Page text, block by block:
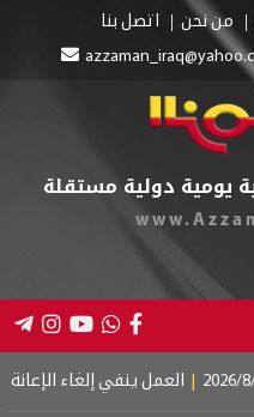
اتصل بنا
مستقلة
إلغاء الإعانة عن المستفيدين |